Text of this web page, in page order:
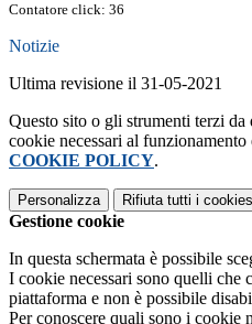
Contatore click: 36
Notizie
Ultima revisione il 31-05-2021
Questo sito o gli strumenti terzi
cookie necessari al
COOKIE POLICY.
Personalizza Rifiuta tutti i cookies
Gestione cookie
In questa schermata è possibile
I cookie necessari sono quelli che
piattaforma e non è possibile
Per conoscere quali sono i cookie